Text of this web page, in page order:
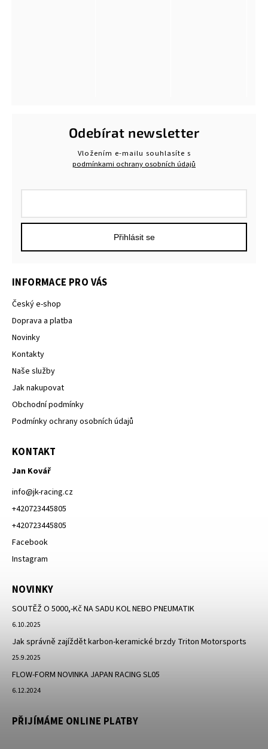
INFORMACE PRO VÁS
Český e-shop
Doprava a platba
Novinky
Kontakty
Naše služby
Jak nakupovat
Obchodní podmínky
Podmínky ochrany osobních údajů
KONTAKT
Jan Kovář
info@jk-racing.cz
+420723445805
+420723445805
Facebook
Instagram
NOVINKY
SOUTĚŽ O 5000,-Kč NA SADU KOL NEBO PNEUMATIK
6.10.2025
Jak správně zajíždět karbon-keramické brzdy Triton Motorsports
25.9.2025
FLOW-FORM NOVINKA JAPAN RACING SL05
6.12.2024
PŘIJÍMÁME ONLINE PLATBY
Odebírat newsletter
Vložením e-mailu souhlasíte s
podmínkami ochrany osobních údajů
Přihlásit se